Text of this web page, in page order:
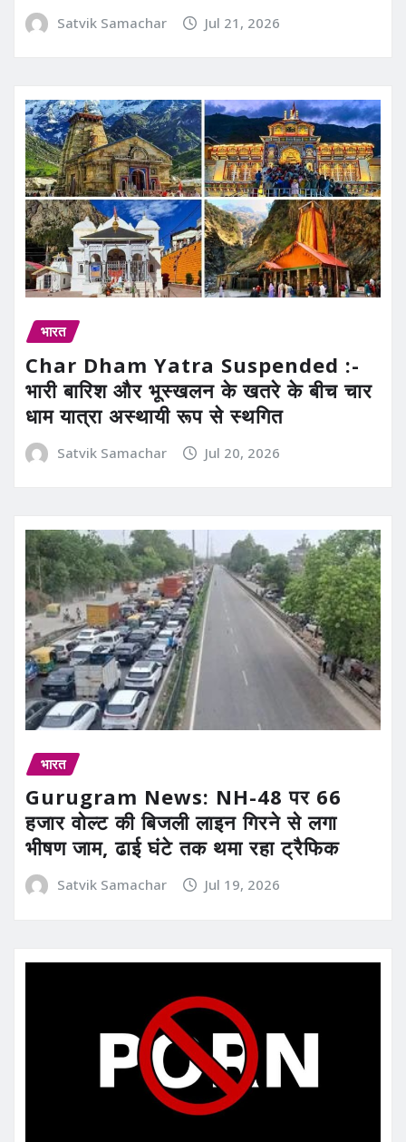
Satvik Samachar Jul 21, 2026
भारत
Char Dham Yatra Suspended :-
भारी बारिश और भूस्खलन के खतरे के बीच चार
धाम यात्रा अस्थायी रूप से स्थगित
Satvik Samachar Jul 20, 2026
भारत
Gurugram News: NH-48 पर 66
हजार वोल्ट की बिजली लाइन गिरने से लगा
भीषण जाम, ढाई घंटे तक थमा रहा ट्रैफिक
Satvik Samachar Jul 19, 2026